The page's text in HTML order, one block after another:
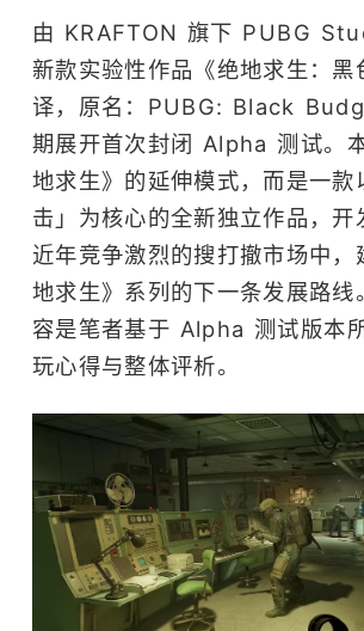
沙盒
多人
开放世界
射击
FPS
竞技
移植
枪战
steam移植
TPS
由 KRAFTON 旗下 PUBG
新款实验性作品《绝地求生：黑
译，原名：PUBG: Black
期展开首次封闭 Alpha 测试。
地求生》的延伸模式，而是一款
击」为核心的全新独立作品，开
近年竞争激烈的搜打撤市场中，
地求生》系列的下一条发展路线
容是笔者基于 Alpha 测试版本
玩心得与整体评析。